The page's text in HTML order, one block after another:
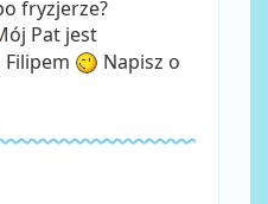
fryzjerze?
Pat jest
Napisz o